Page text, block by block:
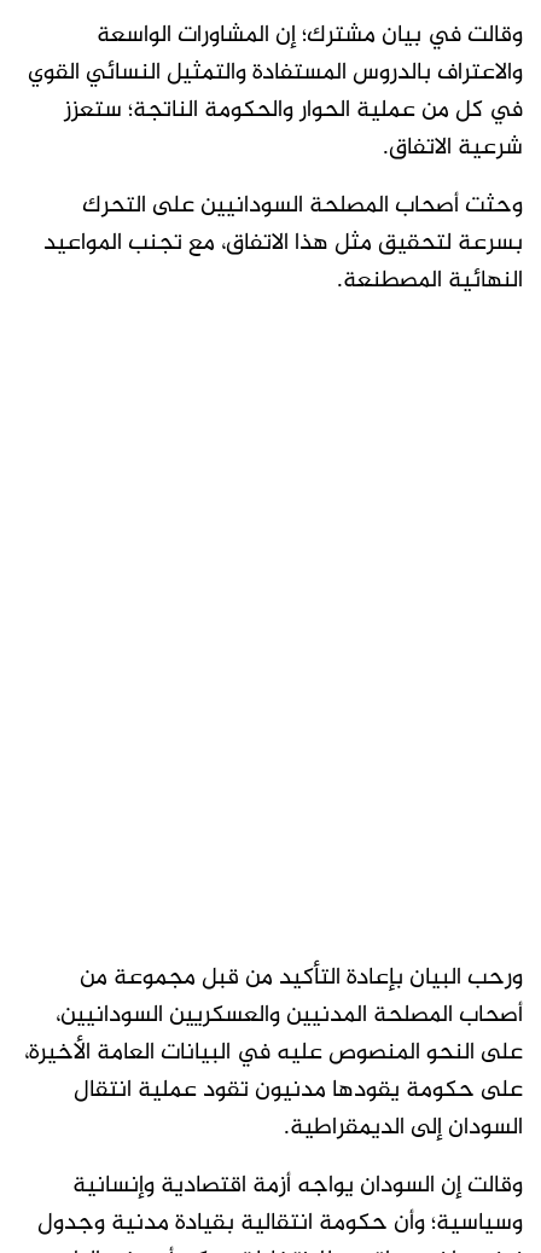
وقالت في بيان مشترك؛ إن المشاورات الواسعة
والاعتراف بالدروس المستفادة والتمثيل النسائي القوي
في كل من عملية الحوار والحكومة الناتجة؛ ستعزز
شرعية الاتفاق.
وحثت أصحاب المصلحة السودانيين على التحرك
بسرعة لتحقيق مثل هذا الاتفاق، مع تجنب المواعيد
النهائية المصطنعة.
ورحب البيان بإعادة التأكيد من قبل مجموعة من
أصحاب المصلحة المدنيين والعسكريين السودانيين،
على النحو المنصوص عليه في البيانات العامة الأخيرة،
على حكومة يقودها مدنيون تقود عملية انتقال
السودان إلى الديمقراطية.
وقالت إن السودان يواجه أزمة اقتصادية وإنسانية
وسياسية؛ وأن حكومة انتقالية بقيادة مدنية وجدول